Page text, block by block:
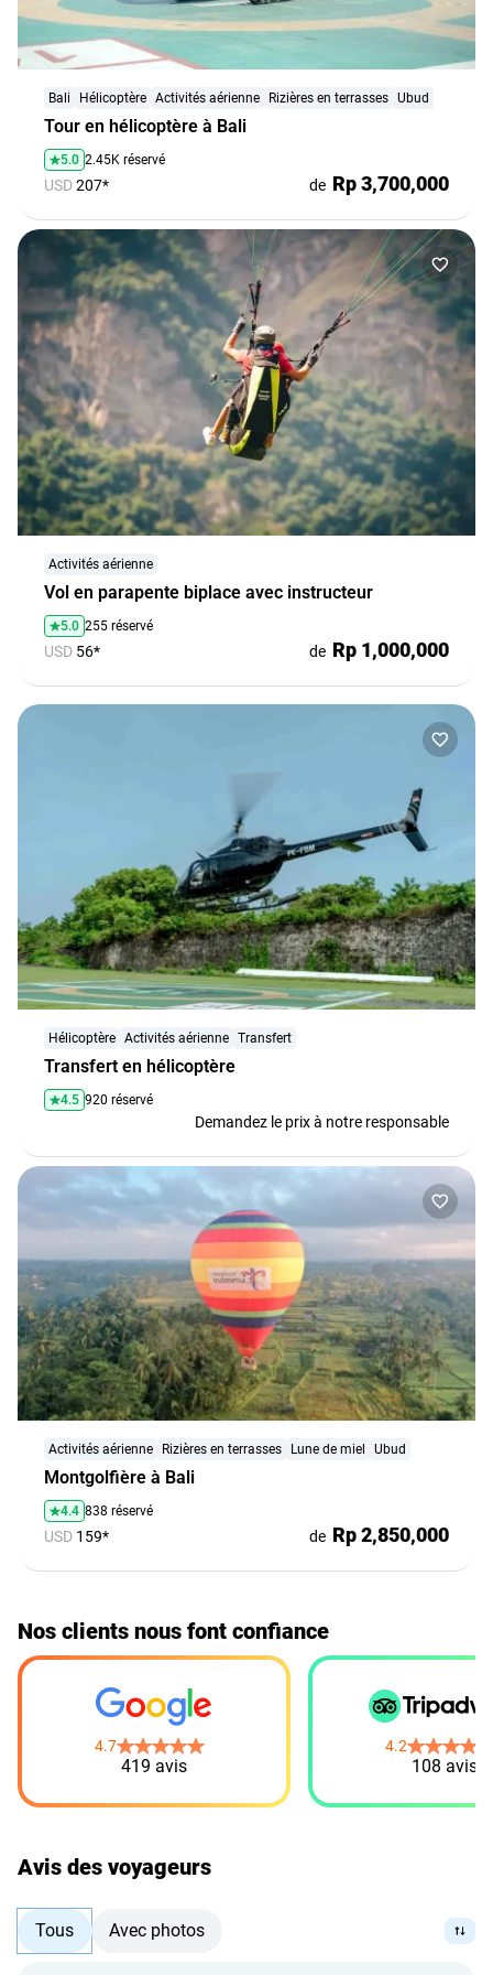
Coopération
avec
les
agences
de
voyage
générales
Tour en hélicoptère à Bali
Bali Hélicoptère Activités aérienne Rizières en terrasses Ubud
5.0 2.45K réservé
USD207* de Rp 3,700,000
Vol en parapente biplace avec instructeur
Activités aérienne
5.0 255 réservé
USD 56* de Rp 1,000,000
Transfert en hélicoptère
Hélicoptère Activités aérienne Transfert
4.5 920 réservé
Demandez le prix à notre responsable
Montgolfière à Bali
Activités aérienne Rizières en terrasses Lune de miel Ubud
4.4 838 réservé
USD 159* de Rp 2,850,000
Nos clients nous font confiance
4.7
419 avis
4.2
108 avis
Avis des voyageurs
Tous Avec photos